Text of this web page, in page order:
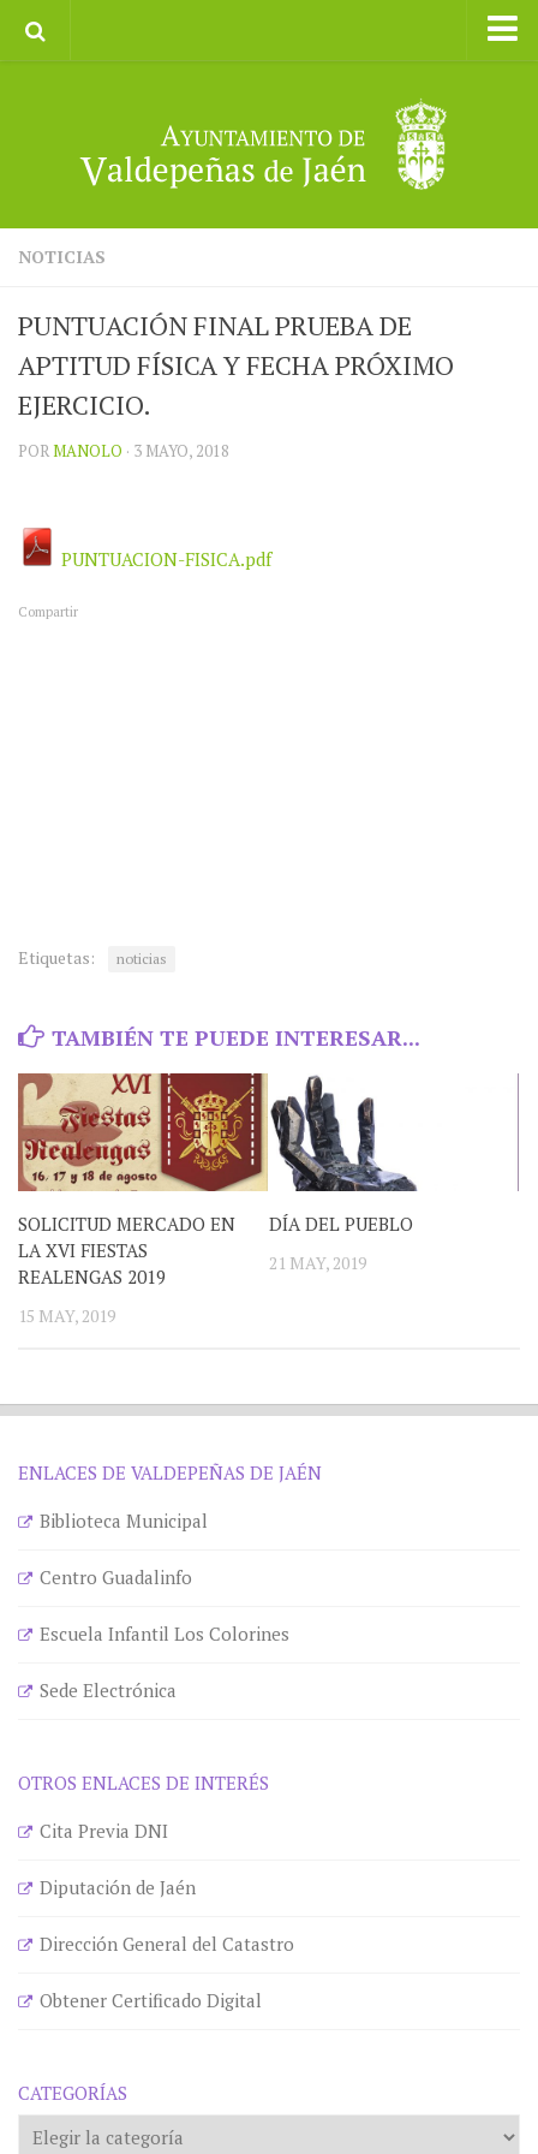
II CXM ROMPEALBARCAS 2023
NOTICIAS
PUNTUACIÓN FINAL PRUEBA DE
APTITUD FÍSICA Y FECHA PRÓXIMO
EJERCICIO.
PORMANOLO · 3 MAYO, 2018
PUNTUACION-FISICA.pdf
Compartir
Etiquetas: noticias
TAMBIÉN TE PUEDE INTERESAR...
SOLICITUD MERCADO EN
LA XVI FIESTAS
REALENGAS 2019
15 MAY, 2019
DÍA DEL PUEBLO
21 MAY, 2019
ENLACES DE VALDEPEÑAS DE JAÉN
Biblioteca Municipal
Centro Guadalinfo
Escuela Infantil Los Colorines
Sede Electrónica
OTROS ENLACES DE INTERÉS
Cita Previa DNI
Diputación de Jaén
Dirección General del Catastro
Obtener Certificado Digital
CATEGORÍAS
Categorías